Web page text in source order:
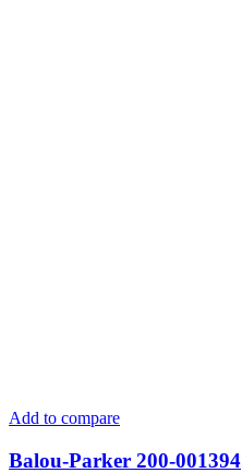
Add to compare
Balou-Parker 200-001394